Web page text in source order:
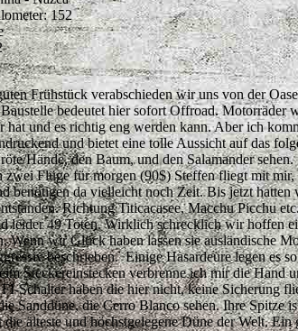
152
Frühstück verabschieden wir uns von der
bedeutet hier sofort Offroad. Motorräder
hat und es richtig eng werden kann. Aber ich
und bietet eine tolle Aussicht auf das
Hände, den Baum, und den Salamander
zwei Flüge für morgen (90$) Steffen fliegt mit
benötigen da vielleicht noch Zeit. Bis jetzt
Richtung Titicacasee, Macchu Picchu
leider 49 Toten. Wirklich schrecklich wir hoffen
Wenn wir Glück haben lassen sie ausländische
beschrieben. Einige Hasardeure legen
Steckereinstecken verbrenne ich mir die Hand
Schalter haben die hier nicht, keine Sicherung
Sanddüne, die Cerro Blanco sehen. Ihre Spitze
die älteste und höchstgelegene Düne der Welt.